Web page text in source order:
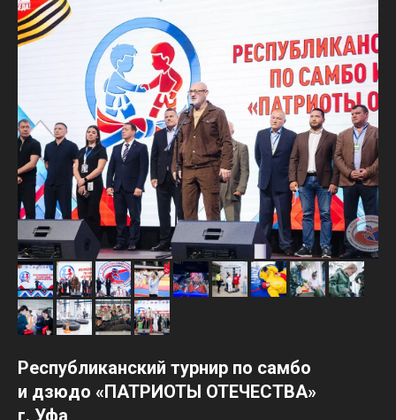
Республиканский турнир по самбо
и дзюдо «ПАТРИОТЫ ОТЕЧЕСТВА»
г. Уфа